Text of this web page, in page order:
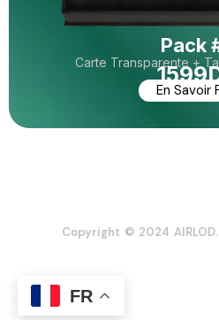
Pack
Carte Transparente +
En Savoir
Copyright © 2024
FR